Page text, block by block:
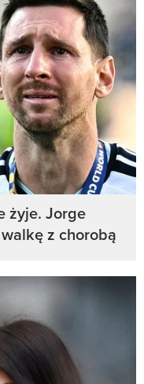
żyje. Jorge
z chorobą